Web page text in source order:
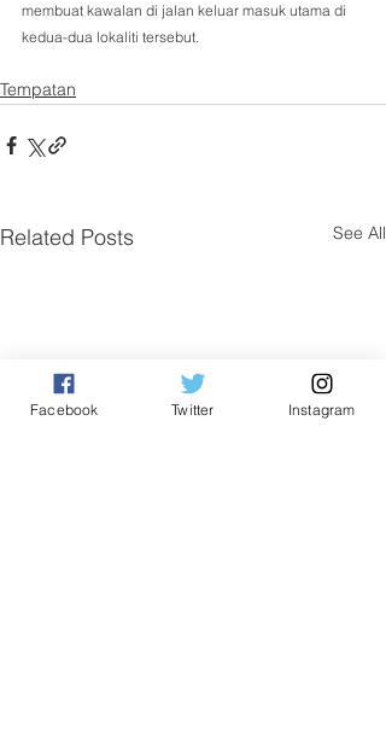
membuat kawalan di jalan keluar masuk utama di
kedua-dua lokaliti tersebut.
Tempatan
Related Posts See All
Facebook Twitter Instagram